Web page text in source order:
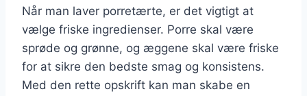
Når man laver porretærte, er det vigtigt at
vælge friske ingredienser. Porre skal være
sprøde og grønne, og æggene skal være friske
for at sikre den bedste smag og konsistens.
Med den rette opskrift kan man skabe en